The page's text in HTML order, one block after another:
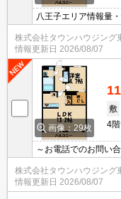
八王子エリア情報量
王子店です!お客様用
です！
株式会社タウンハウジング
情報更新日 2026/08/07
画像：29枚
11
敷
4階
～お電話でのお問い
地域密着タウンハウ
株式会社タウンハウジング
情報更新日 2026/08/07